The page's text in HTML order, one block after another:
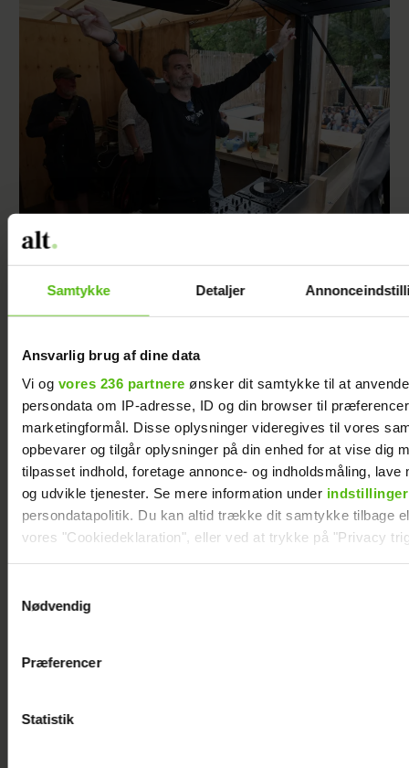
Samtykke Detaljer
Ansvarlig brug af dine data
Vi og vores 236 partnere ønsker dit samtykke til at
persondata om IP-adresse, ID og din browser til
marketingformål. Disse oplysninger videregives til vores
opbevarer og tilgår oplysninger på din enhed for at vise dig
tilpasset indhold, foretage annonce- og indholdsmåling, lave
og udvikle tjenester. Se mere information under indstillinger
persondatapolitik. Du kan altid trække dit samtykke tilbage
vores "Cookiedeklaration", eller ved at trykke på "Privacy
Vi anvender egne cookies og cookies fra tredjeparter til at
generere statistik og huske dine præferencer samt til brug
Nødvendig
Præferencer
Statistik
Alexanndra Christensen afslører